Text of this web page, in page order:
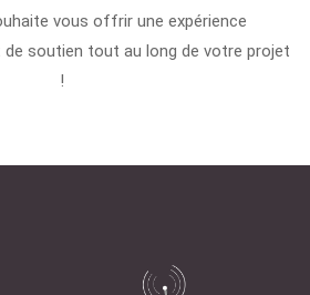
vous offrir une expérience
de soutien tout au long de votre projet
!